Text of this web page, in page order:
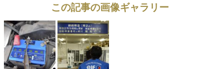
この記事の画像ギャラリー